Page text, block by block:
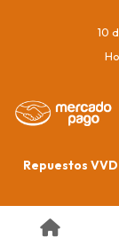
10
Repuestos